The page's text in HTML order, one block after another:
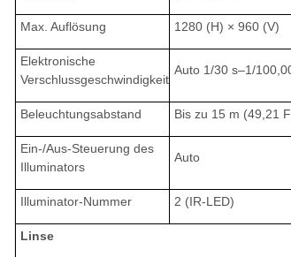
Max. Auflösung 1280 (H) × 960 (V)
Elektronische
Verschlussgeschwindigkeit
Auto 1/30 s–1/
Beleuchtungsabstand Bis zu 15 m (49,21
Ein-/Aus-Steuerung des
Illuminators
Auto
Illuminator-Nummer 2 (IR-LED)
Linse